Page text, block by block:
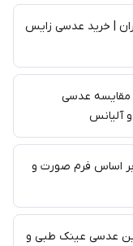
| خرید عدسی زایس
عدسی
آلیانس
اساس فرم صورت و
عدسی عینک طبی و